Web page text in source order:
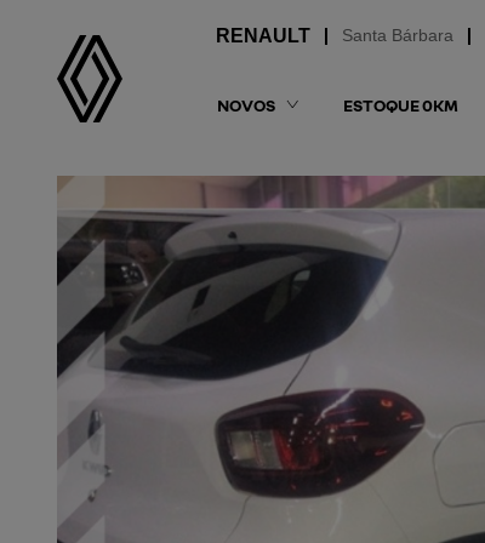
Santa Bárbara
NOVOS ESTOQUE 0KM